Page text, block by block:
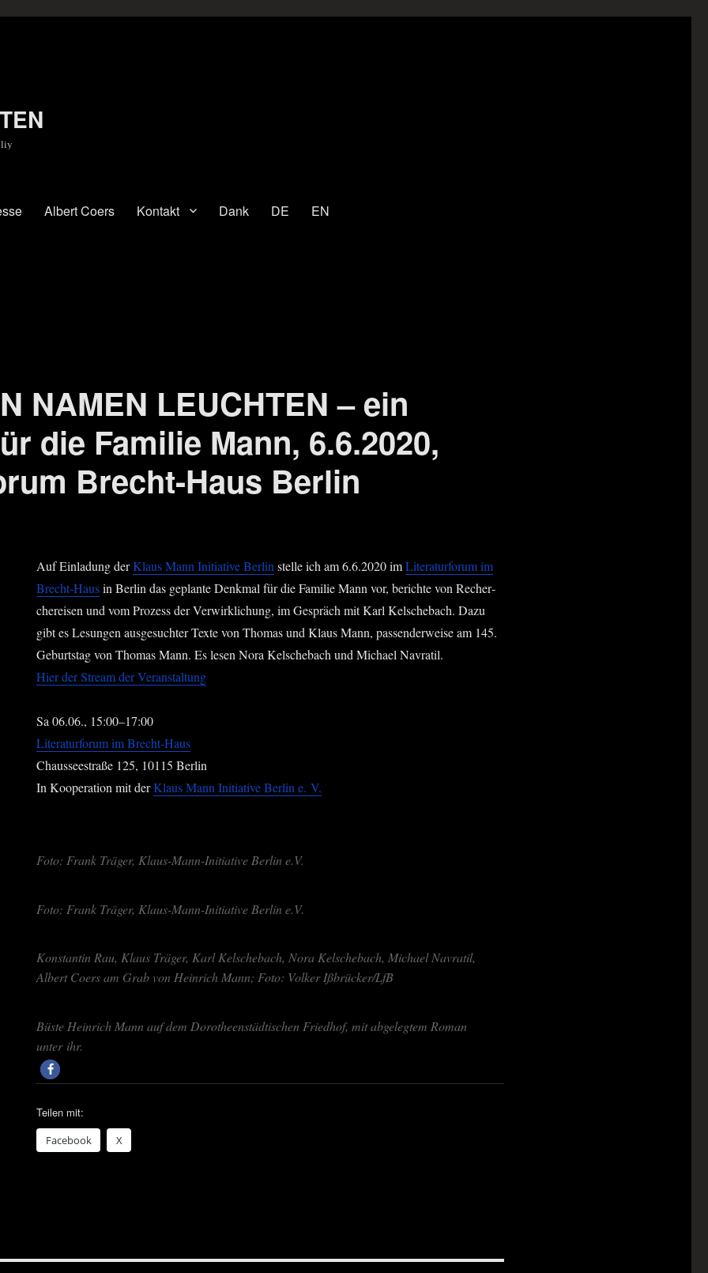
Albert Coers Kontakt Dank DE EN
NAMEN LEUCHTEN – ein
die Familie Mann, 6.6.2020,
Brecht-Haus Berlin
Auf Ein­la­dung derKlaus Mann Initia­ti­ve Ber­linstel­le ich am 6.6.2020 imLite­ra­tur­fo­rum im
Brecht-Hausin Ber­lin das geplan­te Denk­mal für die Fami­lie Mann vor, berich­te von Recher­
che­rei­sen und vom Pro­zess der Ver­wirk­li­chung, im Gespräch mit Karl Kel­sche­bach. Dazu
gibt es Lesun­gen aus­ge­such­ter Tex­te von Tho­mas und Klaus Mann, pas­sen­der­wei­se am 145.
Geburts­tag von Tho­mas Mann. Es lesen Nora Kel­sche­bach und Micha­el Nav­ra­til.
Hier der Stream der Veranstaltung
Sa 06.06., 15:00–17:00
Lite­ra­tur­fo­rum im Brecht-Haus
Chaus­see­stra­ße 125, 10115 Ber­lin
In Koope­ra­ti­on mit derKlaus Mann Initia­ti­ve Ber­lin e. V.
Foto: Frank Trä­ger, Klaus-Mann-Initia­ti­ve Ber­lin e.V.
Foto: Frank Trä­ger, Klaus-Mann-Initia­ti­ve Ber­lin e.V.
Kon­stan­tin Rau, Klaus Trä­ger, Karl Kel­sche­bach, Nora Kel­sche­bach, Micha­el Nav­ra­til,
Albert Coers am Grab von Hein­rich Mann; Foto: Vol­ker Ißbrücker/LfB
Büs­te Hein­rich Mann auf dem Doro­theen­städ­ti­schen Fried­hof, mit abge­leg­tem Roman
unter ihr.
Teilen mit:
Face­book X